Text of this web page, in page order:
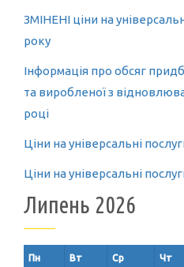
ЗМІНЕНІ ціни на
року
Інформація про обсяг
та виробленої з
році
Ціни на універсальні
Ціни на універсальні
Липень 2026
Пн Вт Ср Чт